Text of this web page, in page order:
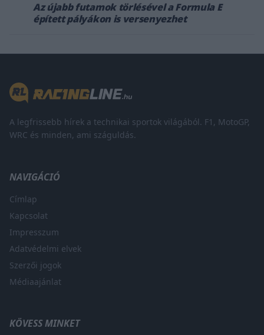
Az újabb futamok törlésével a Formula E
épített pályákon is versenyezhet
A legfrissebb hírek a technikai sportok világából. F1, MotoGP,
WRC és minden, ami száguldás.
NAVIGÁCIÓ
Címlap
Kapcsolat
Impresszum
Adatvédelmi elvek
Szerzői jogok
Médiaajánlat
KÖVESS MINKET